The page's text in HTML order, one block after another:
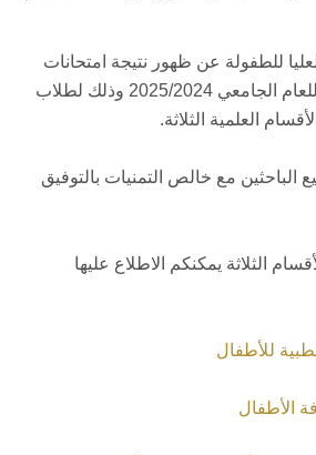
للطفولة عن ظهور نتيجة امتحانات
الفصل الدراسي الثاني للعام الجامعي 2025/2024 وذلك لطلاب
العلمية الثلاثة.
الباحثين مع خالص التمنيات بالتوفيق
الثلاثة يمكنكم الاطلاع عليها
للأطفال
الأطفال